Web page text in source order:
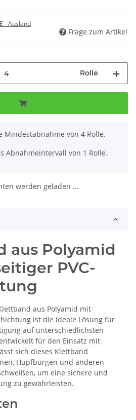
- Ausland
Frage zum Artikel
Rolle
Mindestabnahme von 4 Rolle.
Abnahmeintervall von 1 Rolle.
werden geladen ...
aus Polyamid
PVC-
aus Polyamid mit
ist die ideale Lösung für
auf unterschiedlichsten
für den Einsatz mit
sich dieses Klettband
Hüpfburgen und anderen
um eine sichere und
zu gewährleisten.